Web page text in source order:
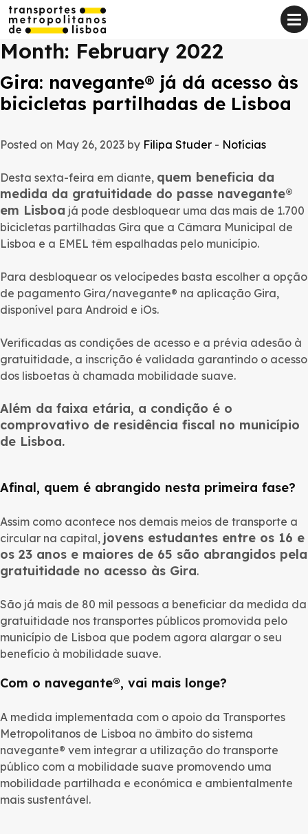
Month: February 2022
Gira: navegante® já dá acesso às
bicicletas partilhadas de Lisboa
Posted on May 26, 2023 by Filipa Studer - Notícias
Desta sexta-feira em diante, quem beneficia da
medida da gratuitidade do passe navegante®
em Lisboa já pode desbloquear uma das mais de 1.700
bicicletas partilhadas Gira que a Câmara Municipal de
Lisboa e a EMEL têm espalhadas pelo município.
Para desbloquear os velocípedes basta escolher a opção
de pagamento Gira/navegante® na aplicação Gira,
disponível para Android e iOs.
Verificadas as condições de acesso e a prévia adesão à
gratuitidade, a inscrição é validada garantindo o acesso
dos lisboetas à chamada mobilidade suave.
Além da faixa etária, a condição é o
comprovativo de residência fiscal no município
de Lisboa.
Afinal, quem é abrangido nesta primeira fase?
Assim como acontece nos demais meios de transporte a
circular na capital, jovens estudantes entre os 16 e
os 23 anos e maiores de 65 são abrangidos pela
gratuitidade no acesso às Gira.
São já mais de 80 mil pessoas a beneficiar da medida da
gratuitidade nos transportes públicos promovida pelo
município de Lisboa que podem agora alargar o seu
benefício à mobilidade suave.
Com o navegante®, vai mais longe?
A medida implementada com o apoio da Transportes
Metropolitanos de Lisboa no âmbito do sistema
navegante® vem integrar a utilização do transporte
público com a mobilidade suave promovendo uma
mobilidade partilhada e económica e ambientalmente
mais sustentável.